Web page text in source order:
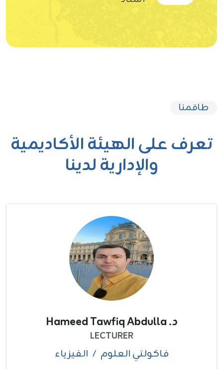
طاقمنا
تعرف على الهيئة الأكاديمية
والإدارية لدينا
د. Hameed Tawfiq Abdulla
LECTURER
فاکولتي العلوم / الفيزياء